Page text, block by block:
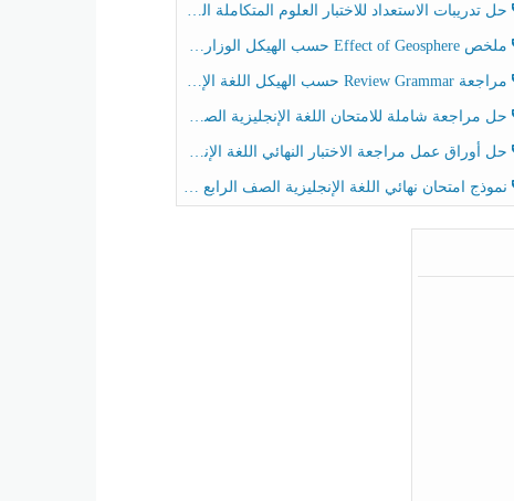
حل تدريبات الاستعداد للاختبار العلوم المتكاملة الصف الخامس عام الفصل الثالث
ملخص Effect of Geosphere حسب الهيكل الوزاري العلوم المتكاملة الصف الخامس انسبير الفصل الثالث
مراجعة Review Grammar حسب الهيكل اللغة الإنجليزية الصف الخامس الفصل الثالث
حل مراجعة شاملة للامتحان اللغة الإنجليزية الصف الخامس الفصل الثالث
حل أوراق عمل مراجعة الاختبار النهائي اللغة الإنجليزية الصف الرابع الفصل الثالث
نموذج امتحان نهائي اللغة الإنجليزية الصف الرابع الفصل الثالث